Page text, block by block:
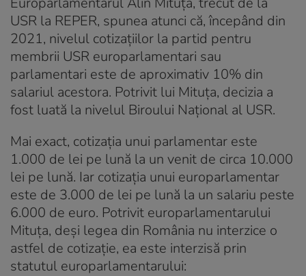
USR la REPER, spunea atunci că, începând din
2021, nivelul cotizaţiilor la partid pentru
membrii USR europarlamentari sau
parlamentari este de aproximativ 10% din
salariul acestora. Potrivit lui Mituța, decizia a
fost luată la nivelul Biroului Naţional al USR.
Mai exact, cotizația unui parlamentar este
1.000 de lei pe lună la un venit de circa 10.000
lei pe lună. Iar cotizația unui europarlamentar
este de 3.000 de lei pe lună la un salariu peste
6.000 de euro. Potrivit europarlamentarului
Mituța, deși legea din România nu interzice o
astfel de cotizație, ea este interzisă prin
statutul europarlamentarului: